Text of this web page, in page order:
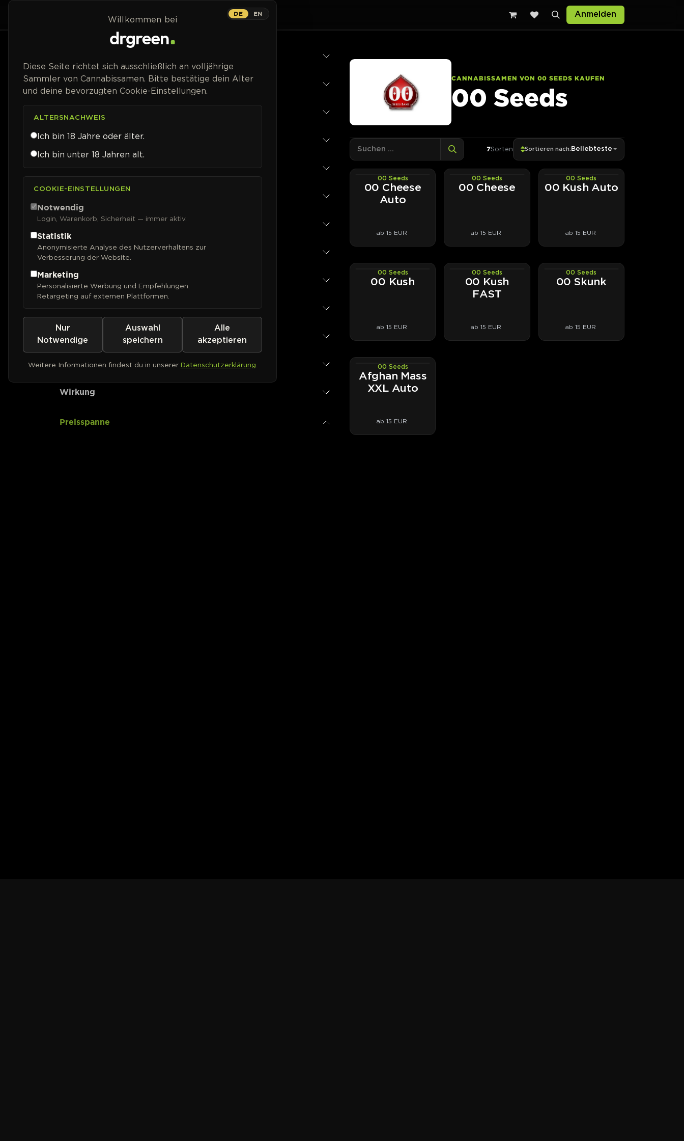
Zum Inhalt springen
Home
Shop Strains Breeder Anmelden
Blütetyp
Genetik
THC-Gehalt
CBD-Gehalt
Ertrag (Outdoor)
Pflanzenhöhe
Geschmack
Wirkung
Preisspanne
CANNABISSAMEN VON 00 SEEDS KAUFEN
00 Seeds
7Sorten Sortieren nach: Beliebteste
AUTOFEM00 Seeds
00 Cheese
Auto
ab 15 EUR
PHOTOFEM
00 Seeds
00 Cheese
ab 15 EUR
AUTOFEM
00 Seeds
00 Kush Auto
ab 15 EUR
PHOTOFEM
00 Seeds
00 Kush
ab 15 EUR
PHOTOFEM
00 Seeds
00 Kush
FAST
ab 15 EUR
PHOTOFEM
00 Seeds
00 Skunk
ab 15 EUR
AUTOFEM00 Seeds
Afghan Mass
XXL Auto
ab 15 EUR
DE EN
Willkommen bei
Diese Seite richtet sich ausschließlich an volljährige
Sammler von Cannabissamen. Bitte bestätige dein Alter
und deine bevorzugten Cookie-Einstellungen.
ALTERSNACHWEIS
Ich bin 18 Jahre oder älter.
Ich bin unter 18 Jahren alt.
COOKIE-EINSTELLUNGEN
Notwendig
Login, Warenkorb, Sicherheit — immer aktiv.
Statistik
Anonymisierte Analyse des Nutzerverhaltens zur
Verbesserung der Website.
Marketing
Personalisierte Werbung und Empfehlungen.
Retargeting auf externen Plattformen.
Nur
Notwendige
Auswahl
speichern
Alle
akzeptieren
Weitere Informationen findest du in unserer Datenschutzerklärung